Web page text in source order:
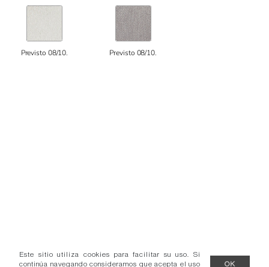
Este sitio utiliza cookies para facilitar su uso. Si
continúa navegando consideramos que acepta el uso
OK
Previsto 08/10. Previsto 08/10.